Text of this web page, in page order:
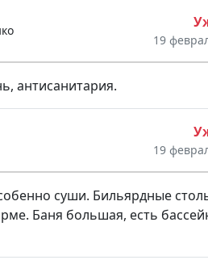
19
антисанитария.
19
суши. Бильярдные
Баня большая, есть